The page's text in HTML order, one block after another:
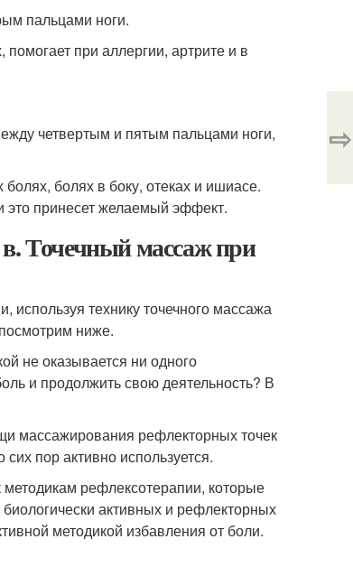
пальцами ноги.
при аллергии, артрите и в
четвертым и пятым пальцами ноги,
болях в боку, отеках и ишиасе.
это принесет желаемый эффект.
Точечный массаж при
технику точечного массажа
ниже.
не оказывается ни одного
и продолжить свою деятельность? В
массажирования рефлекторных точек
пор активно используется.
рефлексотерапии, которые
активных и рефлекторных
методикой избавления от боли.
⇨